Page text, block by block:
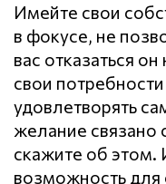
Имейте свои
в фокусе, не
вас отказаться
свои
удовлетворять
желание связано
скажите об этом.
возможность для